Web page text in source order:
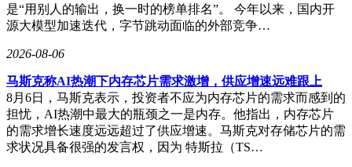
尽管抖音的社交野心日益明显，但其面临的竞争环境不容小
觑。老牌社交平台QQ近年通过重启经典模式、升级QQ秀等功
能展开反击，其成熟的装扮生态系统已实现与空间、游戏、会
固。不过抖音选择差异化路径：相比QQ强调会员等级特权和
长期装扮，抖音更聚焦即时聊天场景，通过高频更新的限时商
品和轻量化设计吸引年轻用户。
行业观察人士指出，抖音此次商业化试探具有双重意义：既验
是“用别人的输出，换一时的榜单排名”。 今年以来，国内开
源大模型加速迭代，字节跳动面临的外部竞争…
2026-08-06
马斯克称AI热潮下内存芯片需求激增，供应增速远难跟上
8月6日，马斯克表示，投资者不应为内存芯片的需求而感到的
担忧，AI热潮中最大的瓶颈之一是内存。他指出，内存芯片
的需求增长速度远远超过了供应增速。马斯克对存储芯片的需
求状况具备很强的发言权，因为 特斯拉（TS…